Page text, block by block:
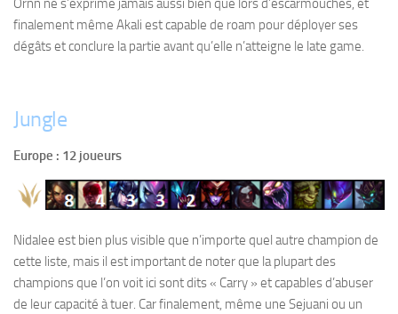
Ornn ne s’exprime jamais aussi bien que lors d’escarmouches, et
finalement même Akali est capable de roam pour déployer ses
dégâts et conclure la partie avant qu’elle n’atteigne le late game.
Jungle
Europe : 12 joueurs
Nidalee est bien plus visible que n’importe quel autre champion de
cette liste, mais il est important de noter que la plupart des
champions que l’on voit ici sont dits « Carry » et capables d’abuser
de leur capacité à tuer. Car finalement, même une Sejuani ou un